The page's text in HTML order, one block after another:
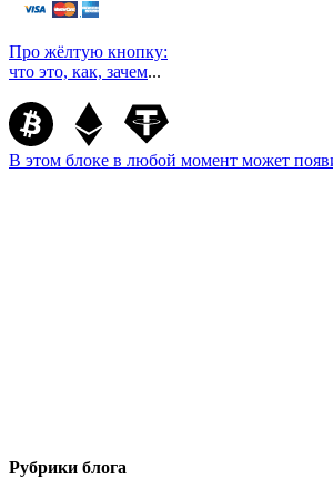
Про жёлтую кнопку:
что это, как, зачем...
В этом блоке в любой момент может
Рубрики блога